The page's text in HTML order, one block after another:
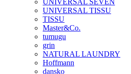
UNIVERSAL TISSU
TISSU
Master&Co.
tumugu
grin
NATURAL LAUNDRY
Hoffmann
dansko